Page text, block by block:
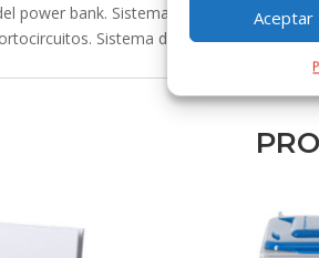
Aceptar
power bank. Sistema de protección
Sistema de transferencia de